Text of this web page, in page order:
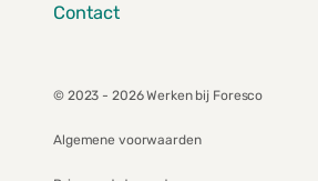
Contact
© 2023 - 2026 Werken bij Foresco
Algemene voorwaarden